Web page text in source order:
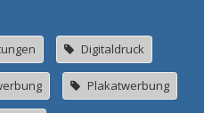
Digitaldruck
Plakatwerbung